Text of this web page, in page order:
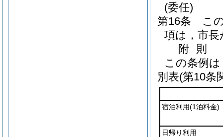
(委任)
第16条
こ
項は，市
附 則
この条例
別表(第10条
宿泊利用(1泊料金)
日帰り利用